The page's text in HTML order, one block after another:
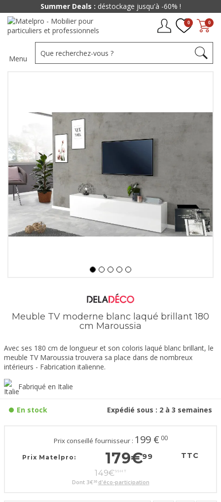
0
0
Menu
Meuble TV moderne blanc laqué brillant 180
cm Maroussia
Avec ses 180 cm de longueur et son coloris laqué blanc brillant, le
meuble TV Maroussia trouvera sa place dans de nombreux
intérieurs - Fabrication italienne.
Fabriqué en Italie
En stock Expédié sous : 2 à 3 semaines
Prix conseillé fournisseur : 199 € 00
Prix Matelpro: 179€99 TTC
149€99 HT
Dont 3€ 36 d'éco-participation
Summer Deals : déstockage jusqu'à -60% !